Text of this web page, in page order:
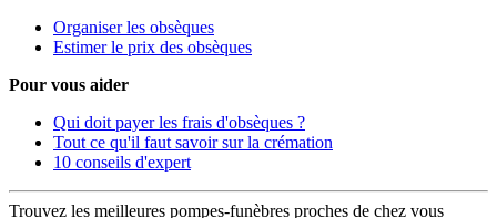
Organiser les obsèques
Estimer le prix des obsèques
Pour vous aider
Qui doit payer les frais d'obsèques ?
Tout ce qu'il faut savoir sur la crémation
10 conseils d'expert
Trouvez les meilleures pompes-funèbres proches de chez vous